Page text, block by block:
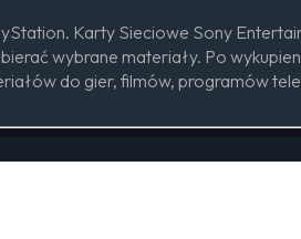
Karty Sieciowe Sony
wybrane materiały. Po
do gier, filmów, programów